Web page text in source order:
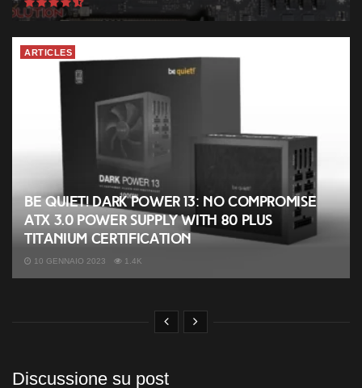
ARTICLES
be quiet! Dark Power 13: No compromise
ATX 3.0 power supply with 80 PLUS
Titanium certification
10 GENNAIO 2023 1.4K
Discussione su post